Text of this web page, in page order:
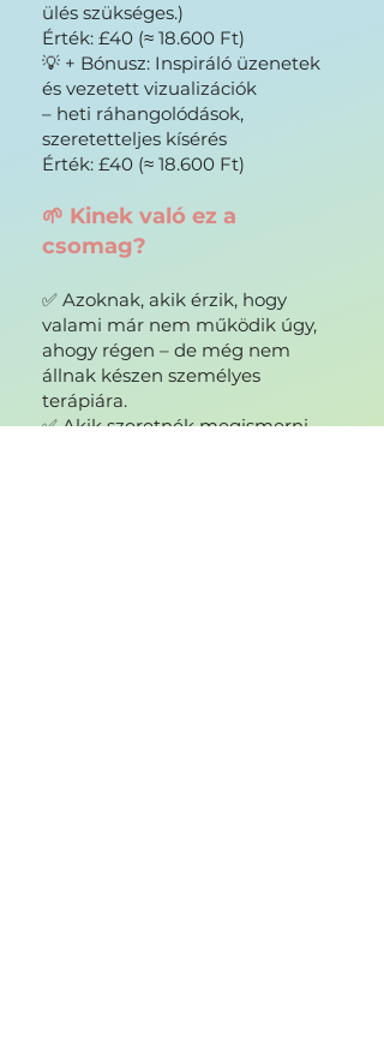
ülés szükséges.)
Érték: £40 (≈ 18.600 Ft)
💡 + Bónusz: Inspiráló üzenetek
és vezetett vizualizációk
– heti ráhangolódások,
szeretetteljes kísérés
Érték: £40 (≈ 18.600 Ft)
🌱 Kinek való ez a
csomag?
✅ Azoknak, akik érzik, hogy
valami már nem működik úgy,
ahogy régen – de még nem
állnak készen személyes
terápiára.
✅ Akik szeretnék megismerni